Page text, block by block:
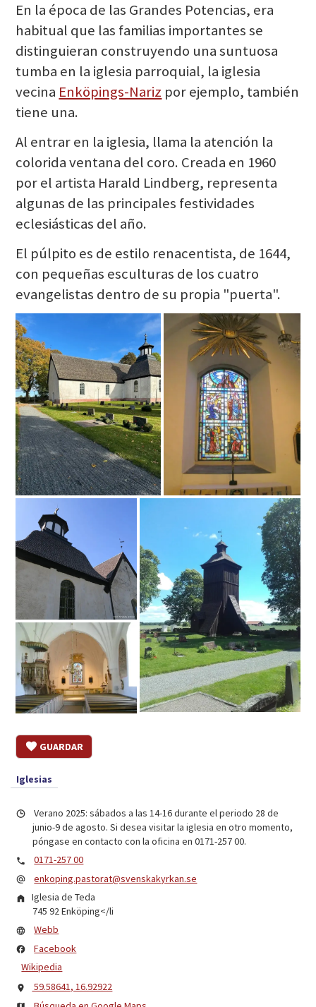
En la época de las Grandes Potencias, era
habitual que las familias importantes se
distinguieran construyendo una suntuosa
tumba en la iglesia parroquial, la iglesia
vecina Enköpings-Nariz por ejemplo, también
tiene una.
Al entrar en la iglesia, llama la atención la
colorida ventana del coro. Creada en 1960
por el artista Harald Lindberg, representa
algunas de las principales festividades
eclesiásticas del año.
El púlpito es de estilo renacentista, de 1644,
con pequeñas esculturas de los cuatro
evangelistas dentro de su propia "puerta".
GUARDAR
Iglesias
Verano 2025: sábados a las 14-16 durante el periodo 28 de
junio-9 de agosto. Si desea visitar la iglesia en otro momento,
póngase en contacto con la oficina en 0171-257 00.
0171-257 00
enkoping.pastorat@svenskakyrkan.se
Iglesia de Teda
745 92Enköping</li
Webb
Facebook
Wikipedia
59.58641, 16.92922